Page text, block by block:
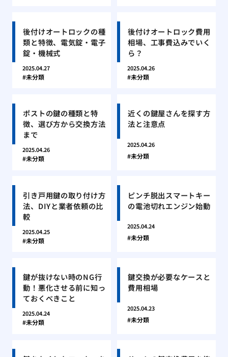
後付けオートロックの種
類と特徴、電気錠・電子
錠・機械式
2025.04.27
未分類
後付けオートロック費用
相場、工事費込みでいく
ら？
2025.04.26
未分類
ポストの鍵の種類と特
徴、選び方から交換方法
まで
2025.04.26
未分類
近くの鍵屋さんを探す方
法と注意点
2025.04.26
未分類
引き戸用鍵の取り付け方
法、DIYと業者依頼の比
較
2025.04.25
未分類
ピンチ脱出スマートキー
の電池切れエンジン始動
2025.04.24
未分類
鍵が抜けない時のNG行
動！悪化させる前に知っ
ておくべきこと
2025.04.24
未分類
鍵交換が必要なケースと
費用相場
2025.04.23
未分類